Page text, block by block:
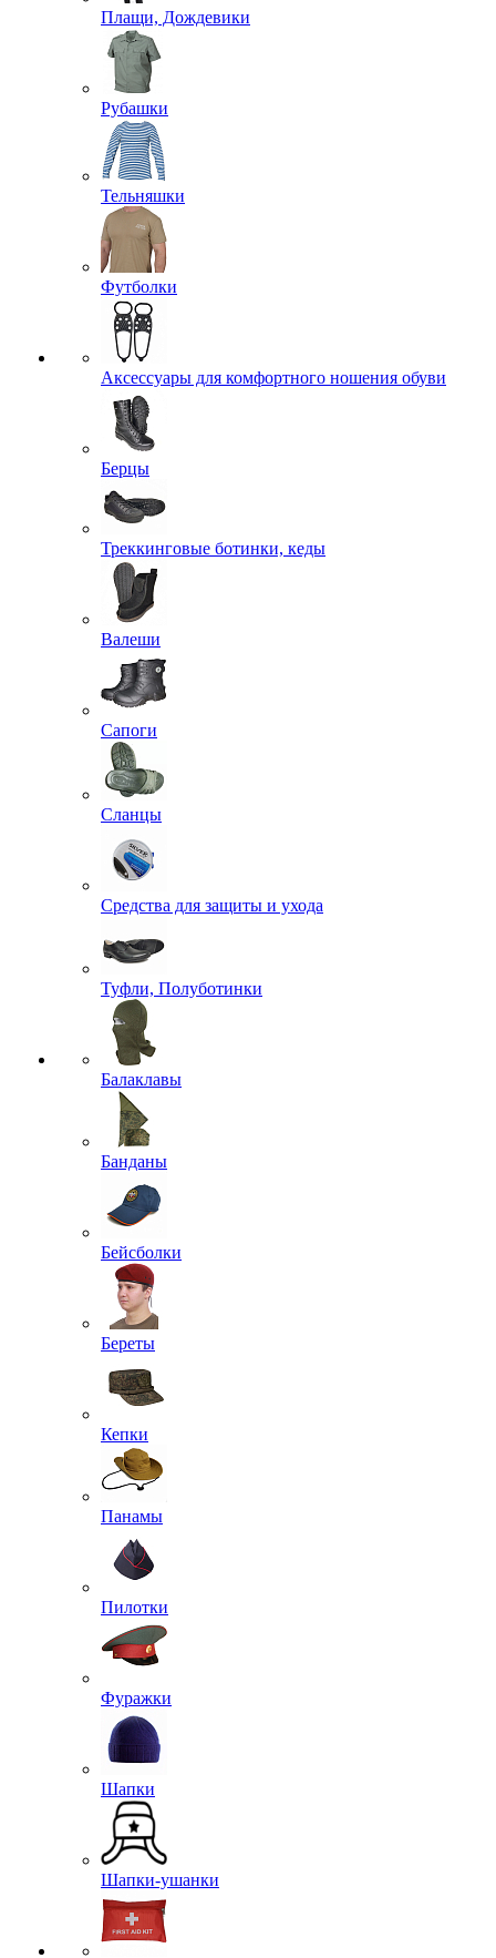
Плащи, Дождевики
Рубашки
Тельняшки
Футболки
Аксессуары для комфортного ношения обуви
Берцы
Треккинговые ботинки, кеды
Валеши
Сапоги
Сланцы
Средства для защиты и ухода
Туфли, Полуботинки
Балаклавы
Банданы
Бейсболки
Береты
Кепки
Панамы
Пилотки
Фуражки
Шапки
Шапки-ушанки